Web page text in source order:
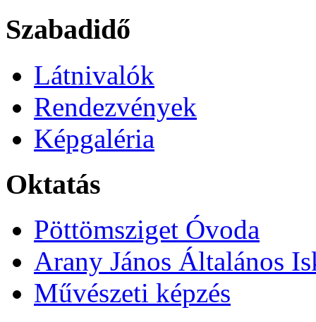
Szabadidő
Látnivalók
Rendezvények
Képgaléria
Oktatás
Pöttömsziget Óvoda
Arany János Általános
Művészeti képzés